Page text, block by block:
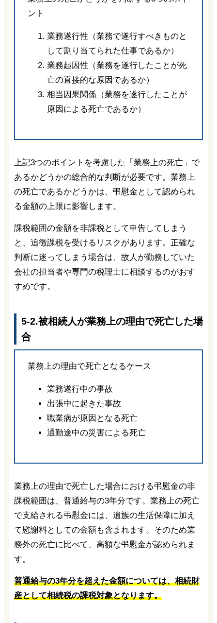
ント
業務遂行性（業務で遂行すべきものと
して割り当てられた仕事であるか）
業務起因性（業務を遂行したことが死
亡の直接的な原因であるか）
相当因果関係（業務を遂行したことが
原因による死亡であるか）
上記3つのポイントを考慮した「業務上の死亡」で
あるかどうかの総合的な判断が必要です。業務上
の死亡であるかどうかは、弔慰金として認められ
る金額の上限に影響します。
課税範囲の金額を非課税として申告してしまう
と、追徴課税を受けるリスクがあります。正確な
判断に迷ってしまう場合は、故人が勤務していた
会社の担当者や専門の税理士に相談するのがおす
すめです。
5-2.被相続人が業務上の理由で死亡した場
合
業務上の理由で死亡となるケース
業務遂行中の事故
出張中に起きた事故
職業病が原因となる死亡
通勤途中の災害による死亡
業務上の理由で死亡した場合における弔慰金の非
課税範囲は、普通給与の3年分です。業務上の死亡
で支給される弔慰金には、遺族の生活保障に加え
て慰謝料としての金額も含まれます。そのため業
務外の死亡に比べて、高額な弔慰金が認められま
す。
普通給与の3年分を超えた金額については、相続財
産として相続税の課税対象となります。